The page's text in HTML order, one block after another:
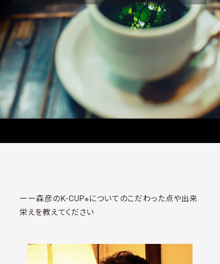
ーー森彦のK-CUP® についてのこだわった点や出来
栄えを教えてください